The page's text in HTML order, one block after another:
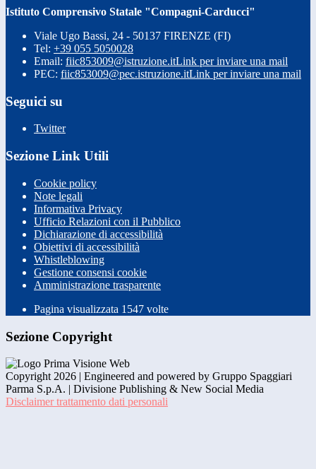
Istituto Comprensivo Statale "Compagni-Carducci"
Viale Ugo Bassi, 24 - 50137 FIRENZE (FI)
Tel: +39 055 5050028
Email: fiic853009@istruzione.itLink per inviare una mail
PEC: fiic853009@pec.istruzione.itLink per inviare una mail
Seguici su
Twitter
Sezione Link Utili
Cookie policy
Note legali
Informativa Privacy
Ufficio Relazioni con il Pubblico
Dichiarazione di accessibilità
Obiettivi di accessibilità
Whistleblowing
Gestione consensi cookie
Amministrazione trasparente
Pagina visualizzata 1547 volte
Sezione Copyright
Copyright 2026 | Engineered and powered by Gruppo Spaggiari
Parma S.p.A. | Divisione Publishing & New Social Media
Disclaimer trattamento dati personali